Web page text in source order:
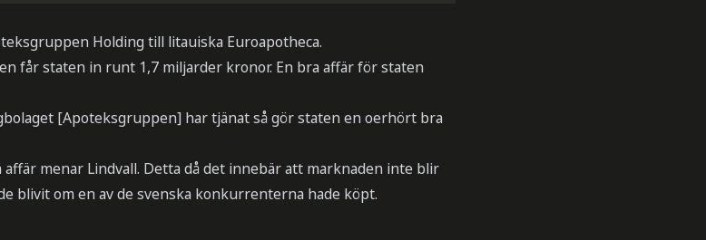
Holding till litauiska Euroapotheca.
får staten in runt 1,7 miljarder kronor. En bra affär för staten
[Apoteksgruppen] har tjänat så gör staten en oerhört bra
menar Lindvall. Detta då det innebär att marknaden inte blir
blivit om en av de svenska konkurrenterna hade köpt.